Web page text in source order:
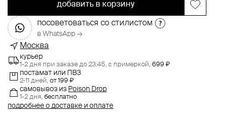
добавить в корзину
посоветоваться со стилистом
в WhatsApp →
Москва
курьер
1-2 дня при заказе до 23:45,с примеркой, 699 ₽
постамат или ПВЗ
2-11 дней,от 199 ₽
самовывоз из Poison Drop
1-2 дня,бесплатно
подробнее о доставке и оплате